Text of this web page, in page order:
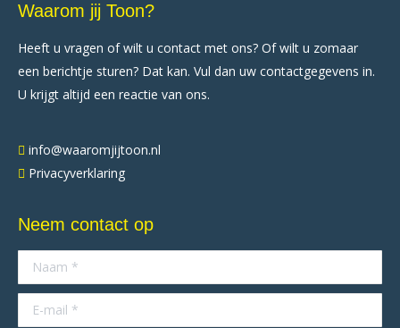
Waarom jij Toon?
Heeft u vragen of wilt u contact met ons? Of wilt u zomaar
een berichtje sturen? Dat kan. Vul dan uw contactgegevens in.
U krijgt altijd een reactie van ons.
info@waaromjijtoon.nl
Privacyverklaring
Neem contact op
Naam *
E-mail *